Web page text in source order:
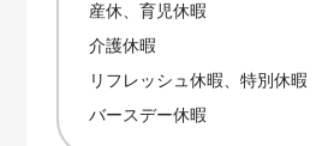
産休、育児休暇
介護休暇
リフレッシュ休暇、特別休暇
バースデー休暇